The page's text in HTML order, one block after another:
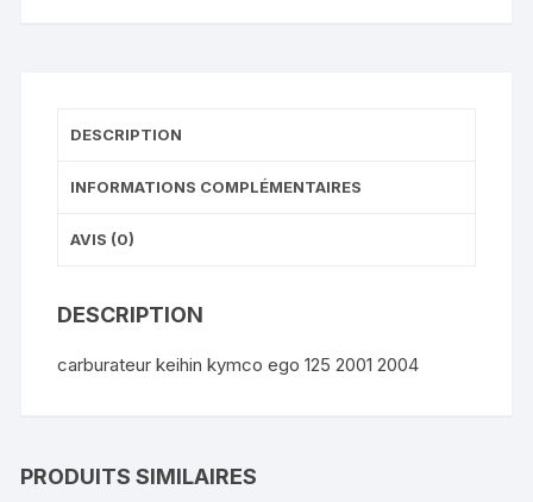
DESCRIPTION
INFORMATIONS COMPLÉMENTAIRES
AVIS (0)
DESCRIPTION
carburateur keihin kymco ego 125 2001 2004
PRODUITS SIMILAIRES